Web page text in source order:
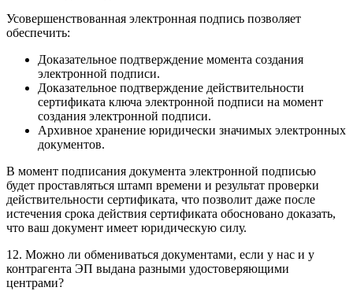
Усовершенствованная электронная подпись позволяет
обеспечить:
Доказательное подтверждение момента создания
электронной подписи.
Доказательное подтверждение действительности
сертификата ключа электронной подписи на момент
создания электронной подписи.
Архивное хранение юридически значимых электронных
документов.
В момент подписания документа электронной подписью
будет проставляться штамп времени и результат проверки
действительности сертификата, что позволит даже после
истечения срока действия сертификата обосновано доказать,
что ваш документ имеет юридическую силу.
12. Можно ли обмениваться документами, если у нас и у
контрагента ЭП выдана разными удостоверяющими
центрами?